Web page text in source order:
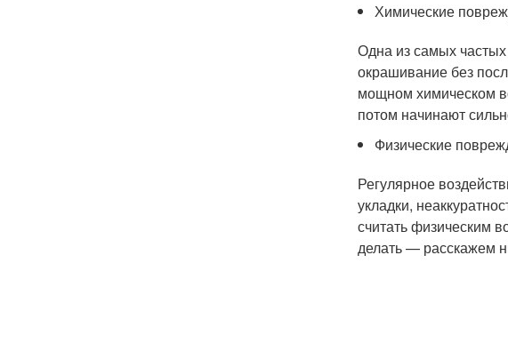
Химические
Одна из самых
окрашивание без
мощном химическом
потом начинают
Физические
Регулярное
укладки,
считать физическим
делать — расскажем